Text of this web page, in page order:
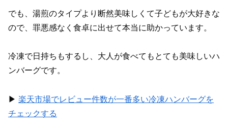
でも、湯煎のタイプより断然美味しくて子どもが大好きな
ので、罪悪感なく食卓に出せて本当に助かっています。
冷凍で日持ちもするし、大人が食べてもとても美味しいハ
ンバーグです。
▶︎ 楽天市場でレビュー件数が一番多い冷凍ハンバーグを
チェックする